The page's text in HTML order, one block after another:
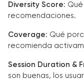
Diversity Score:
recomendaciones.
Coverage: Qué
recomienda
Session Duration &
son buenas, los